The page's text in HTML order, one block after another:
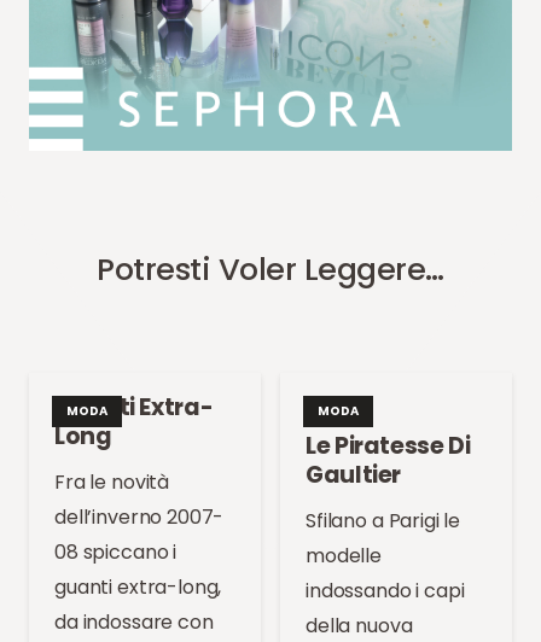
Potresti Voler Leggere…
MODA
Guanti Extra-
Long
Fra le novità
dell’inverno 2007-
08 spiccano i
guanti extra-long,
da indossare con
MODA
Le Piratesse Di
Gaultier
Sfilano a Parigi le
modelle
indossando i capi
della nuova